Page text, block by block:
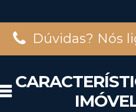
Dúvidas? Nós